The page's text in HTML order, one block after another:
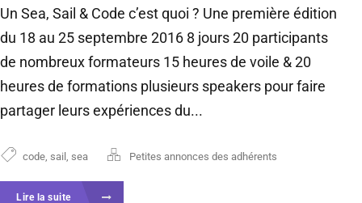
Un Sea, Sail & Code c’est quoi ? Une première édition
du 18 au 25 septembre 2016 8 jours 20 participants
de nombreux formateurs 15 heures de voile & 20
heures de formations plusieurs speakers pour faire
partager leurs expériences du...
code sail sea Petites annonces des adhérents
Lire la suite